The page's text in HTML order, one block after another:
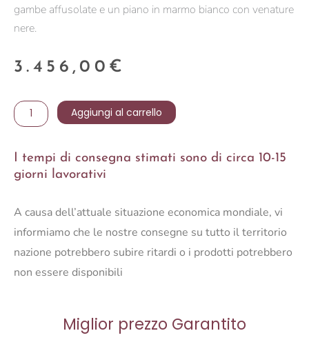
gambe affusolate e un piano in marmo bianco con venature
nere.
3.456,00 €
TAVOLINO
FREDO
DI
2
Aggiungi al carrello
I tempi di consegna stimati sono di circa 10-15
giorni lavorativi
A causa dell’attuale situazione economica mondiale, vi
informiamo che le nostre consegne su tutto il territorio
nazione potrebbero subire ritardi o i prodotti potrebbero
non essere disponibili
Miglior prezzo Garantito